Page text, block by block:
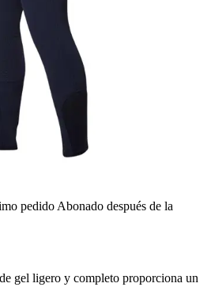
pedido Abonado después de la
gel ligero y completo proporciona un